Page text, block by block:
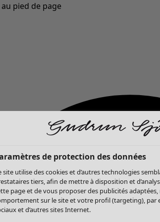
pied de page
de protection des données
site utilise des cookies et d’autres technologies
tiers, afin de mettre à disposition et
page et de vous proposer des publicités
sur le site et votre profil (targeting), par
et d’autres sites Internet.